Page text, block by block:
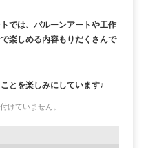
では、バルーンアートや工作
楽しめる内容もりだくさんで
とを楽しみにしています♪
けていません。